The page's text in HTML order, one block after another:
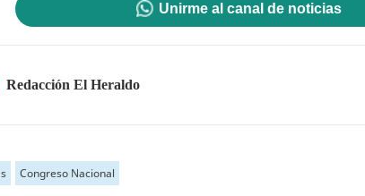
Unirme al canal de noticias
Redacción El Heraldo
Congreso Nacional